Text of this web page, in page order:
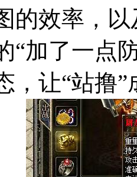
的效率，
“加了一点
，让“站撸